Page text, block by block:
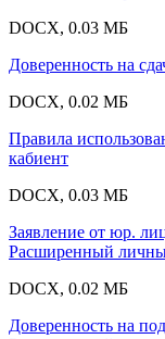
DOCX, 0.03 МБ
Доверенность на
DOCX, 0.02 МБ
Правила
кабиент
DOCX, 0.03 МБ
Заявление от юр.
Расширенный
DOCX, 0.02 МБ
Доверенность на